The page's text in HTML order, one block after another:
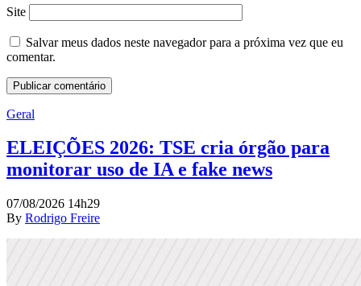
Site
Salvar meus dados neste navegador para a próxima vez que eu
comentar.
Geral
ELEIÇÕES 2026: TSE cria órgão para
monitorar uso de IA e fake news
07/08/2026 14h29
By Rodrigo Freire